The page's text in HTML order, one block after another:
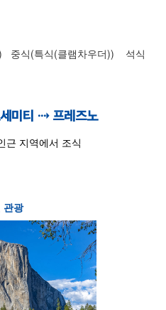
중식(특식(클램차우더)) 석식
미티 ⇢ 프레즈노
근 지역에서 조식
관광